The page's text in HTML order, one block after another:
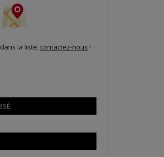
la liste, contactez-nous !